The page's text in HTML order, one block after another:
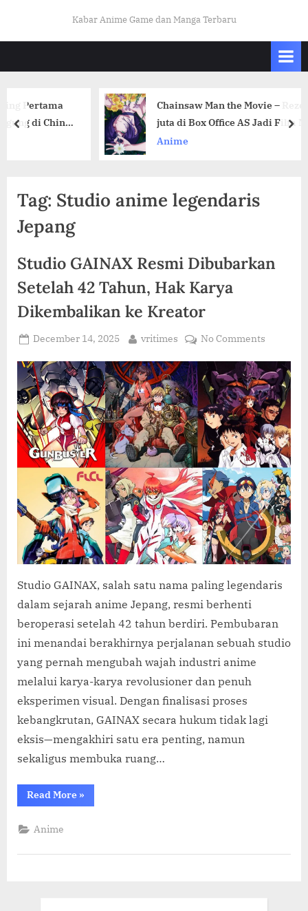
K
A
U
N
O
.
C
Kabar Anime Game dan Manga Terbaru
China
Chainsaw Man the Movie – Reze Arc
juta di Box Office AS Jadi Film Nomor
Amerika
Anime
prev
Tag: Studio anime legendaris
Jepang
Studio GAINAX Resmi Dibubarkan
Setelah 42 Tahun, Hak Karya
Dikembalikan ke Kreator
Posted
December 14, 2025 By
vritimes No Commentson
GAINAX
Resmi
Setelah
42
Tahun,
Hak
Karya
ke
Kreator
Studio GAINAX, salah satu nama paling legendaris
dalam sejarah anime Jepang, resmi berhenti
beroperasi setelah 42 tahun berdiri. Pembubaran
ini menandai berakhirnya perjalanan sebuah studio
yang pernah mengubah wajah industri anime
melalui karya-karya revolusioner dan penuh
eksperimen visual. Dengan finalisasi proses
kebangkrutan, GAINAX secara hukum tidak lagi
eksis—mengakhiri satu era penting, namun
sekaligus membuka ruang…
Read More“Studio
GAINAX
Tahun,
»
Anime